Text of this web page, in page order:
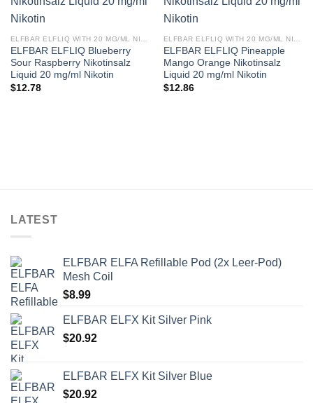
ELFBAR ELFLIQ Blueberry
Sour Raspberry Nikotinsalz
Liquid 20 mg/ml Nikotin
$12.78
ELFBAR ELFLIQ Pineapple
Mango Orange Nikotinsalz
Liquid 20 mg/ml Nikotin
$12.86
LATEST
ELFBAR ELFA Refillable Pod (2x Leer-Pod)
Mesh Coil
$8.99
ELFBAR ELFX Kit Silver Pink
$20.92
ELFBAR ELFX Kit Silver Blue
$20.92